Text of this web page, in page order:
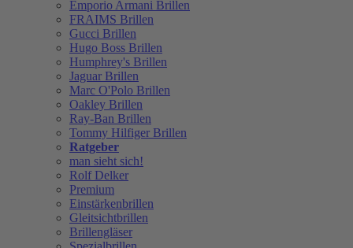
Emporio Armani Brillen
FRAIMS Brillen
Gucci Brillen
Hugo Boss Brillen
Humphrey's Brillen
Jaguar Brillen
Marc O'Polo Brillen
Oakley Brillen
Ray-Ban Brillen
Tommy Hilfiger Brillen
Ratgeber
man sieht sich!
Rolf Delker
Premium
Einstärkenbrillen
Gleitsichtbrillen
Brillengläser